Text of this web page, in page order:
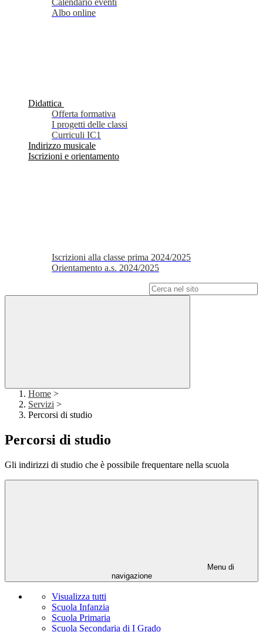
Calendario eventi
Albo online
Didattica
Offerta formativa
I progetti delle classi
Curriculi IC1
Indirizzo musicale
Iscrizioni e orientamento
Iscrizioni alla classe prima 2024/2025
Orientamento a.s. 2024/2025
Home >
Servizi >
Percorsi di studio
Percorsi di studio
Gli indirizzi di studio che è possibile frequentare nella scuola
Menu di
navigazione
Visualizza tutti
Scuola Infanzia
Scuola Primaria
Scuola Secondaria di I Grado